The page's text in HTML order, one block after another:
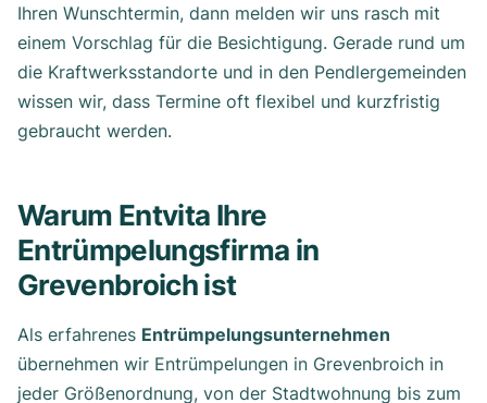
Ihren Wunschtermin, dann melden wir uns rasch mit
einem Vorschlag für die Besichtigung. Gerade rund um
die Kraftwerksstandorte und in den Pendlergemeinden
wissen wir, dass Termine oft flexibel und kurzfristig
gebraucht werden.
Warum Entvita Ihre
Entrümpelungsfirma in
Grevenbroich ist
Als erfahrenes Entrümpelungsunternehmen
übernehmen wir Entrümpelungen in Grevenbroich in
jeder Größenordnung, von der Stadtwohnung bis zum